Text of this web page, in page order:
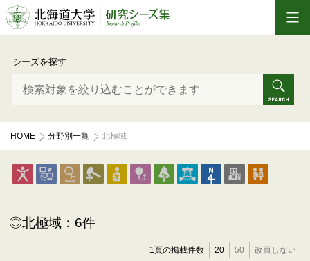
シーズを探す
HOME 分野別一覧 北極域
北極域：6件
1頁の掲載件数 20 50
改頁しない